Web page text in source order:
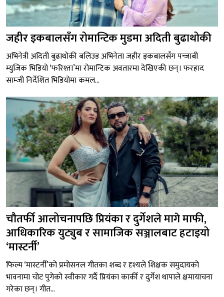
जहीर इकबालसँग रोमान्टिक मुडमा अदिती बुढाथोकी
अभिनेत्री अदिती बुढाथोकी बलिउड अभिनेता जहीर इकबालसँग पन्जाबी
म्युजिक भिडियो ‘फरिश्ता’मा रोमान्टिक अवतारमा देखिएकी छन्। फरहाद
साम्जी निर्देशित भिडियोमा कमल...
चौतर्फी आलोचनापछि प्रियंका र दुर्गेशले मागे माफी,
आधिकारिक युट्युब र सामाजिक सञ्जालबाट हटाइयो
‘मास्टर्नी’
फिल्म ‘मास्टर्नी’को प्रमोसनल गीतका शब्द र दृश्यले शिक्षक समुदायको
भावनामा चोट पुगेको स्वीकार गर्दै प्रियंका कार्की र दुर्गेश थापाले क्षमायाचना
गरेका छन्। गीत...